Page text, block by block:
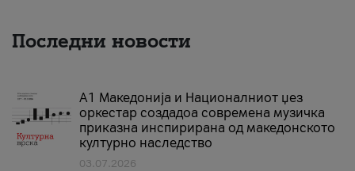
Последни новости
А1 Македонија и Националниот џез
оркестар создадоа современа музичка
приказна инспирирана од македонското
културно наследство
03.07.2026